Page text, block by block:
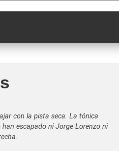
con la pista seca. La tónica
escapado ni Jorge Lorenzo ni